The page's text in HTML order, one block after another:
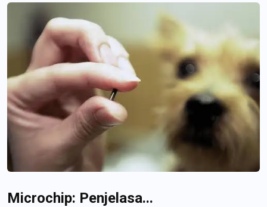
Microchip: Penjelasa...